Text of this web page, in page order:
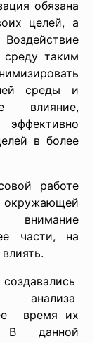
обязана
целей, а
среду таким
среды и
влияние,
эффективно
в более
работе
части, на
анализа
время их
В данной